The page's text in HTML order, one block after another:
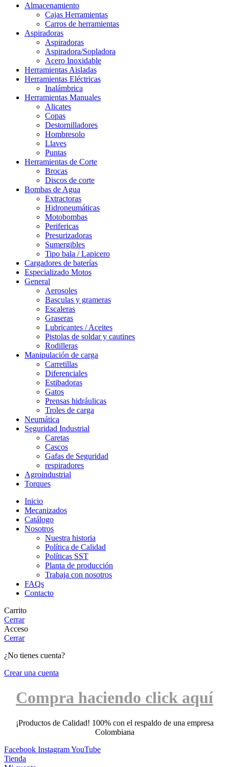
Almacenamiento
Cajas Herramientas
Carros de herramientas
Aspiradoras
Aspiradoras
Aspiradora/Sopladora
Acero Inoxidable
Herramientas Aisladas
Herramientas Eléctricas
Inalámbrica
Herramientas Manuales
Alicates
Copas
Destornilladores
Hombresolo
Llaves
Puntas
Herramientas de Corte
Brocas
Discos de corte
Bombas de Agua
Extractoras
Hidroneumáticas
Motobombas
Perifericas
Presurizadoras
Sumergibles
Tipo bala / Lapicero
Cargadores de baterías
Especializado Motos
General
Aerosoles
Basculas y grameras
Escaleras
Graseras
Lubricantes / Aceites
Pistolas de soldar y cautines
Rodilleras
Manipulación de carga
Carretillas
Diferenciales
Estibadoras
Gatos
Prensas hidráulicas
Troles de carga
Neumática
Seguridad Industrial
Caretas
Cascos
Gafas de Seguridad
respiradores
Agroindustrial
Torques
Inicio
Mecanizados
Catálogo
Nosotros
Nuestra historia
Política de Calidad
Políticas SST
Planta de producción
Trabaja con nosotros
FAQs
Contacto
Carrito
Cerrar
Acceso
Cerrar
¿No tienes cuenta?
Crear una cuenta
Compra haciendo click aquí
¡Productos de Calidad! 100% con el respaldo de una empresa
Colombiana
Facebook InstagramYouTube
Tienda